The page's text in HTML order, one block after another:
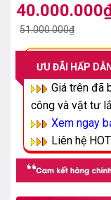
51.000.000₫
Giá
gốc
51.000.000₫.
40.000.000
Giá
hiện
40.000.000₫.
ƯU ĐÃI HẤP DẪN
Giá trên đã
công và vật tư
Xem ngay
Liên hệ